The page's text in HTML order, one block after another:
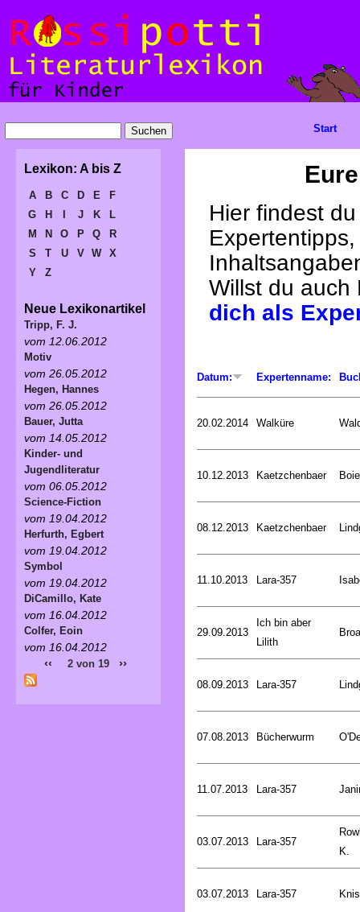
Hier findest
Willst du
dich als
Datum: Expertenname:
20.02.2014 Walküre
10.12.2013 Kaetzchenbaer
08.12.2013 Kaetzchenbaer
11.10.2013 Lara-357
29.09.2013
Ich bin aber
Lilith
08.09.2013 Lara-357
07.08.2013 Bücherwurm
11.07.2013 Lara-357
03.07.2013 Lara-357
K.
03.07.2013 Lara-357
Start
Lexikon: A bis Z
A B C D E
F
G
H J K
L
M
N O P Q
R
S
T U V W
X
Y
Z
Neue Lexikonartikel
Tripp, F. J.
vom 12.06.2012
Motiv
vom 26.05.2012
Hegen, Hannes
vom 26.05.2012
Bauer, Jutta
vom 14.05.2012
Kinder- und
Jugendliteratur
vom 06.05.2012
Science-Fiction
vom 19.04.2012
Herfurth, Egbert
vom 19.04.2012
Symbol
vom 19.04.2012
DiCamillo, Kate
vom 16.04.2012
Colfer, Eoin
vom 16.04.2012
‹‹ 2 von 19 ››